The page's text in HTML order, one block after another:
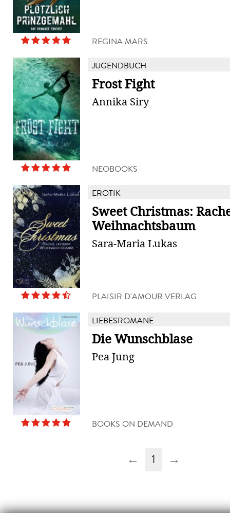
REGINA MARS
JUGENDBUCH
Frost Fight
Annika Siry
NEOBOOKS
EROTIK
Sweet Christmas:
Weihnachtsbaum
Sara-Maria Lukas
PLAISIR D'AMOUR VERLAG
LIEBESROMANE
Die Wunschblase
Pea Jung
BOOKS ON DEMAND
← 1 →